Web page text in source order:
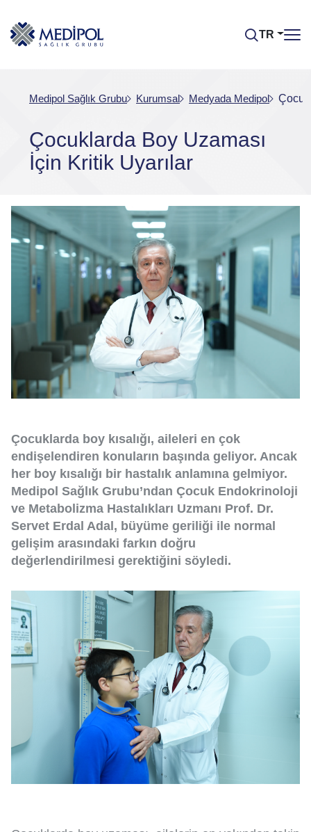
TR
Medipol Sağlık Grubu Kurumsal Medyada Medipol
Çocuklarda Boy Uzaması
İçin Kritik Uyarılar
Çocuklarda boy kısalığı, aileleri en çok
endişelendiren konuların başında geliyor. Ancak
her boy kısalığı bir hastalık anlamına gelmiyor.
Medipol Sağlık Grubu’ndan Çocuk Endokrinoloji
ve Metabolizma Hastalıkları Uzmanı Prof. Dr.
Servet Erdal Adal, büyüme geriliği ile normal
gelişim arasındaki farkın doğru
değerlendirilmesi gerektiğini söyledi.